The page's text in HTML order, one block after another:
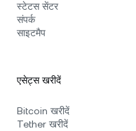
स्टेटस सेंटर
संपर्क
साइटमैप
एसेट्स खरीदें
Bitcoin खरीदें
Tether खरीदें